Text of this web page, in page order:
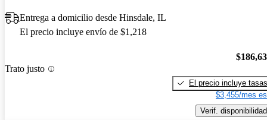
Entrega a domicilio desde Hinsdale, IL
El precio incluye envío de $1,218
Trato justo
El precio incluye tasas
$3,455/mes
Verif. disponibilidad